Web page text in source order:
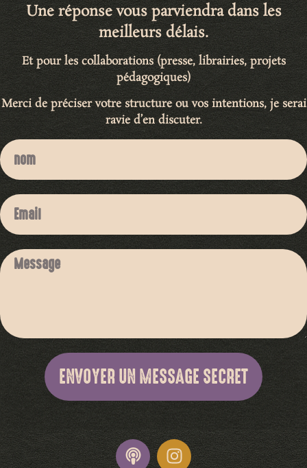
Une réponse vous parviendra dans les
meilleurs délais.
Et pour les collaborations (presse, librairies, projets
pédagogiques)
Merci de préciser votre structure ou vos intentions, je serai
ravie d’en discuter.
ENVOYER UN MESSAGE SECRET